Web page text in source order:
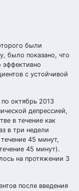
были
было показано, что
эффективно
с устойчивой
октябрь 2013
депрессией,
в течение как
в три недели
45 минут,
45 минут).
на протяжении 3
после введения